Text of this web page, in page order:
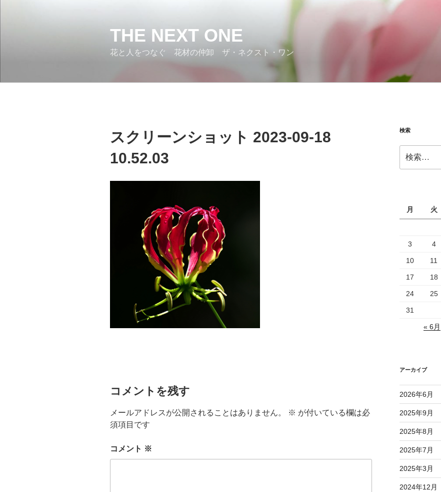
THE NEXT ONE
花と人をつなぐ 花材の仲卸 ザ・ネクスト・ワン
スクリーンショット 2023-09-18
10.52.03
コメントを残す
メールアドレスが公開されることはありません。 ※ が付いている欄は必
須項目です
コメント ※
検索
索:
月
火
3 4
10 11
17 18
24 25
31
« 6月
アーカイブ
2026年6月
2025年9月
2025年8月
2025年7月
2025年3月
2024年12月